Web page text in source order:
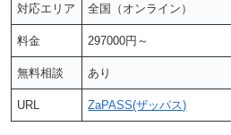
対応エリア 全国（オンライン）
料金 297000円～
無料相談 あり
URL ZaPASS(ザッパス)